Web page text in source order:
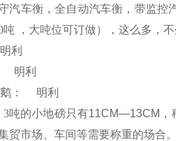
汽车衡，全自动汽车衡，带监控
吨
，大吨位可订做），这么多，
明利
明利
：
明利
3吨的小地磅只有11CM—13CM
贸市场、车间等需要称重的场合。